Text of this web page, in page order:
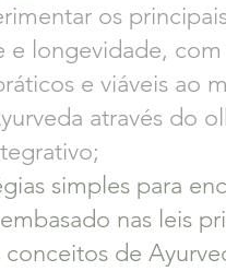
os
e longevidade,
e viáveis ao
através do
simples para
nas leis
de